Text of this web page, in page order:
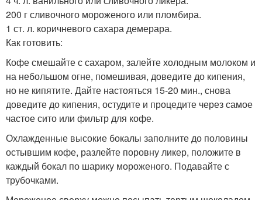
200 г сливочного мороженого или пломбира.
1 ст. л. коричневого сахара демерара.
Как готовить:
Кофе смешайте с сахаром, залейте холодным молоком и
на небольшом огне, помешивая, доведите до кипения,
но не кипятите. Дайте настояться 15-20 мин., снова
доведите до кипения, остудите и процедите через самое
частое сито или фильтр для кофе.
Охлажденные высокие бокалы заполните до половины
остывшим кофе, разлейте поровну ликер, положите в
каждый бокал по шарику мороженого. Подавайте с
трубочками.